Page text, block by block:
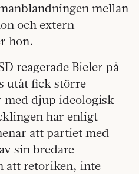
mellan
och extern
hon.
reagerade Bieler på
utåt fick större
djup ideologisk
har enligt
att partiet med
sin bredare
att retoriken, inte